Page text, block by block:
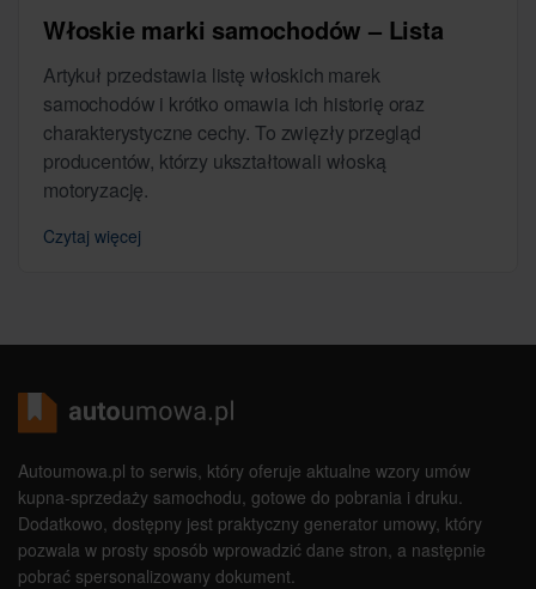
Włoskie marki samochodów – Lista
Artykuł przedstawia listę włoskich marek
samochodów i krótko omawia ich historię oraz
charakterystyczne cechy. To zwięzły przegląd
producentów, którzy ukształtowali włoską
motoryzację.
Czytaj więcej
Autoumowa.pl to serwis, który oferuje aktualne wzory umów
kupna-sprzedaży samochodu, gotowe do pobrania i druku.
Dodatkowo, dostępny jest praktyczny generator umowy, który
pozwala w prosty sposób wprowadzić dane stron, a następnie
pobrać spersonalizowany dokument.